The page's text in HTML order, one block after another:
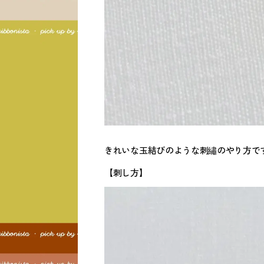
きれいな玉結びのような刺繡のやり方で
【刺し方】